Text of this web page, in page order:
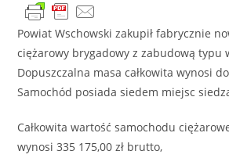
Powiat Wschowski zakupił fabrycznie
ciężarowy brygadowy z zabudową typu
Dopuszczalna masa całkowita wynosi
Samochód posiada siedem miejsc
Całkowita wartość samochodu
wynosi 335 175,00 zł brutto,